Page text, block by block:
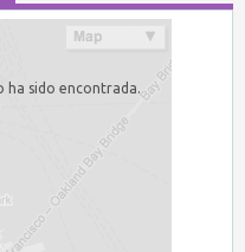
ha sido encontrada.